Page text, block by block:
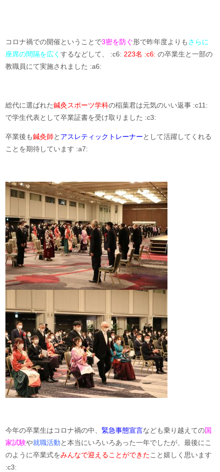
コロナ禍での開催ということで3密を防ぐ形で昨年度よりもさらに
座席の間隔を広くするなどして、 :c6:223名 :c6:の卒業生と一部の
教職員にて実施されました :a6:
総代に選ばれた鍼灸スポーツ学科の稲葉君は元気のいい返事 :c11:
で学生代表として卒業証書を受け取りました :c3:
卒業後も鍼灸師と アスレティックトレーナーとして活躍してくれる
ことを期待しています :a7:
今年の卒業生はコロナ禍の中、緊急事態宣言なども乗り越えての国
家試験や就職活動と本当にいろいろあった一年でしたが、最後にこ
のように卒業式をみんなで迎えることができたこと嬉しく思います
:c3: